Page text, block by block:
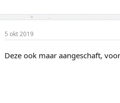
5 okt 2019
Deze ook maar aangeschaft,